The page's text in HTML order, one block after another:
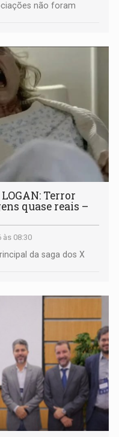
não foram
LOGAN: Terror
quase reais –
às 08:30
da saga dos X